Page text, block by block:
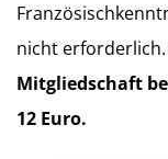
nicht erforderlich.
Mitgliedschaft
12 Euro.